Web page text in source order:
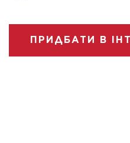
ПРИДБАТИ В